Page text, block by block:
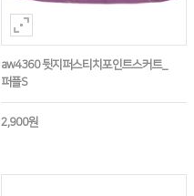
aw4360 뒷지퍼스티치포인트스커트_
퍼플S
2,900원